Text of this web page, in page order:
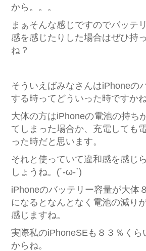
から。。。
まぁそんな感じですのでバッテ
感を感じたりした場合はぜひ持
ね？
そういえばみなさんはiPhoneの
する時ってどういった時ですか
大体の方はiPhoneの電池の持ち
てしまった場合か、充電しても
った時だと思います。
それと使っていて違和感を感じ
しょうね。(´-ω-`)
iPhoneのバッテリー容量が大体
になるとなんとなく電池の減り
感じますね。
実際私のiPhoneSEも８３％くら
からね。